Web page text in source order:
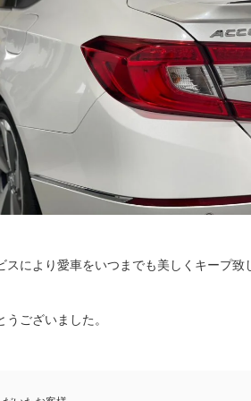
スにより愛車をいつまでも美しくキープ致
うございました。